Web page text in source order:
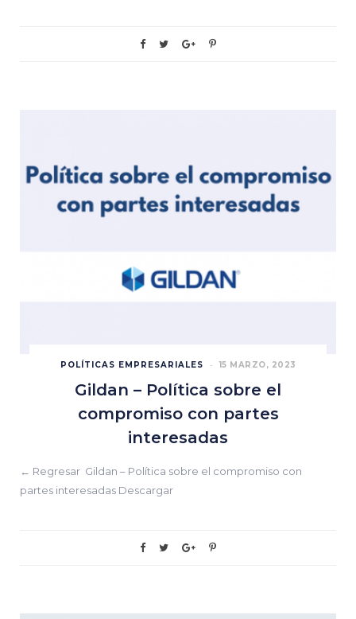
POLÍTICAS EMPRESARIALES 15 MARZO, 2023
Gildan – Política sobre el
compromiso con partes
interesadas
← Regresar Gildan – Política sobre el compromiso con
partes interesadas Descargar